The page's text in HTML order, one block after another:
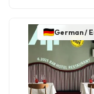
German /